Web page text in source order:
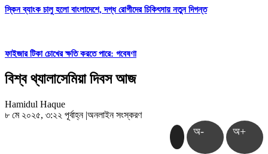
স্কিন ব্যাংক চালু হলো বাংলাদেশে, দগ্ধ রোগীদের চিকিৎসায় নতুন দিগন্ত
ফাইজার টিকা চোখের ক্ষতি করতে পারে: গবেষণা
বিশ্ব থ্যালাসেমিয়া দিবস আজ
Hamidul Haque
৮ মে ২০২৫, ৩:২২ পূর্বাহ্ন |অনলাইন সংস্করণ
অ- অ+